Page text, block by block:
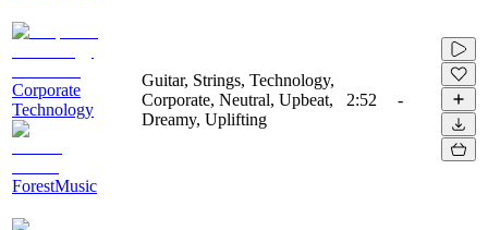
Corporate
Technology
ForestMusic
Guitar, Strings, Technology,
Corporate, Neutral, Upbeat,
Dreamy, Uplifting
2:52 -